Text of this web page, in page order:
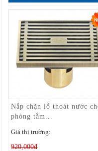
Nắp chặn lỗ thoát nước
phòng tắm...
Giá thị trường:
920,000đ